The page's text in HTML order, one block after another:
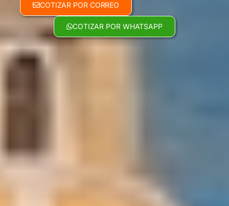
COTIZAR POR CORREO
COTIZAR POR WHATSAPP